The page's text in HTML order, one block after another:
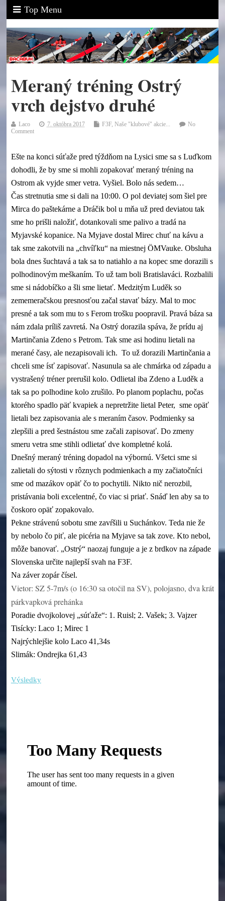
Top Menu
Meraný tréning Ostrý
vrch dejstvo druhé
Laco 7. októbra 2017 F3F, Naše "klubové" akcie...
No
Comment
Ešte na konci súťaže pred týždňom na Lysici sme sa s Luďkom
dohodli, že by sme si mohli zopakovať meraný tréning na
Ostrom ak vyjde smer vetra. Vyšiel. Bolo nás sedem…
Čas stretnutia sme si dali na 10:00. O pol deviatej som šiel pre
Mirca do paštekárne a Dráčik bol u mňa už pred deviatou tak
sme ho prišli naložiť, dotankovali sme palivo a tradá na
Myjavské kopanice. Na Myjave dostal Mirec chuť na kávu a
tak sme zakotvili na „chvíľku“ na miestnej ÖMVauke. Obsluha
bola dnes šuchtavá a tak sa to natiahlo a na kopec sme dorazili s
polhodinovým meškaním. To už tam boli Bratislaváci. Rozbalili
sme si nádobíčko a šli sme lietať. Medzitým Luděk so
zememeračskou presnosťou začal stavať bázy. Mal to moc
presné a tak som mu to s Ferom trošku poopravil. Pravá báza sa
nám zdala príliš zavretá. Na Ostrý dorazila spáva, že prídu aj
Martinčania Zdeno s Petrom. Tak sme asi hodinu lietali na
merané časy, ale nezapisovali ich. To už dorazili Martinčania a
chceli sme ísť zapisovať. Nasunula sa ale chmárka od západu a
vystrašený tréner prerušil kolo. Odlietal iba Zdeno a Luděk a
tak sa po polhodine kolo zrušilo. Po planom poplachu, počas
ktorého spadlo päť kvapiek a nepretržite lietal Peter, sme opäť
lietali bez zapisovania ale s meraním časov. Podmienky sa
zlepšili a pred šestnástou sme začali zapisovať. Do zmeny
smeru vetra sme stihli odlietať dve kompletné kolá.
Dnešný meraný tréning dopadol na výbornú. Všetci sme si
zalietali do sýtosti v rôznych podmienkach a my začiatočníci
sme od mazákov opäť čo to pochytili. Nikto nič nerozbil,
pristávania boli excelentné, čo viac si priať. Snáď len aby sa to
čoskoro opäť zopakovalo.
Pekne strávenú sobotu sme zavŕšili u Suchánkov. Teda nie že
by nebolo čo piť, ale picéria na Myjave sa tak zove. Kto nebol,
môže banovať. „Ostrý“ naozaj funguje a je z brdkov na západe
Slovenska určite najlepší svah na F3F.
Na záver zopár čísel.
Vietor: SZ 5-7m/s (o 16:30 sa otočil na SV), polojasno, dva krát
párkvapková prehánka
Poradie dvojkolovej „súťaže“: 1. Ruisl; 2. Vašek; 3. Vajzer
Tisícky: Laco 1; Mirec 1
Najrýchlejšie kolo Laco 41,34s
Slimák: Ondrejka 61,43
Výsledky